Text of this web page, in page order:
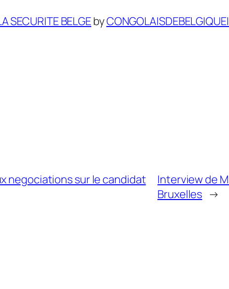
SECURITE BELGEby
negociations sur le candidat
Interview de
Bruxelles →